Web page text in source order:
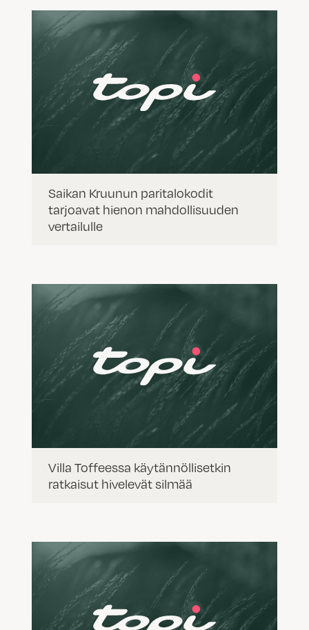
Saikan Kruunun paritalokodit
tarjoavat hienon mahdollisuuden
vertailulle
Villa Toffeessa käytännöllisetkin
ratkaisut hivelevät silmää